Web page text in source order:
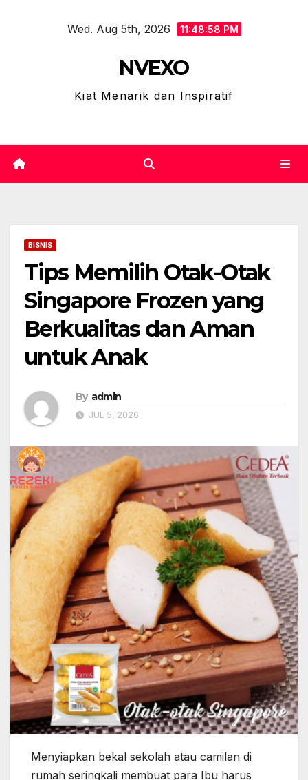
Wed. Aug 5th, 2026 11:48:58 PM
NVEXO
Kiat Menarik dan Inspiratif
BISNIS
Tips Memilih Otak-Otak
Singapore Frozen yang
Berkualitas dan Aman
untuk Anak
By admin
JUL 5, 2026
Menyiapkan bekal sekolah atau camilan di
rumah seringkali membuat para Ibu harus